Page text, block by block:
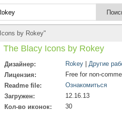
by Rokey"
The Blacy Icons by Rokey
Дизайнер: Rokey
Другие
Лицензия:
Free for non-
Readme file:
Ознакомиться
Загружен:
12.16.13
Кол-во иконок:
30